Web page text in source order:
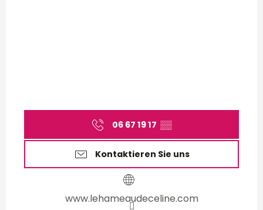
06 67 19 17 ▒▒
Kontaktieren Sie uns
www.lehameaudeceline.com